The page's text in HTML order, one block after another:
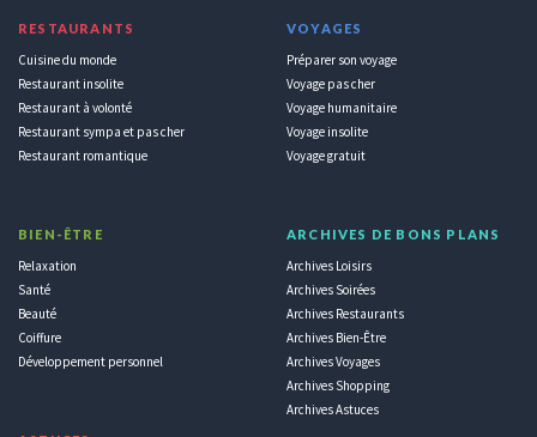
RESTAURANTS
Cuisine du monde
Restaurant insolite
Restaurant à volonté
Restaurant sympa et pas cher
Restaurant romantique
BIEN-ÊTRE
Relaxation
Santé
Beauté
Coiffure
Développement personnel
VOYAGES
Préparer son voyage
Voyage pas cher
Voyage humanitaire
Voyage insolite
Voyage gratuit
ARCHIVES DE BONS PLANS
Archives Loisirs
Archives Soirées
Archives Restaurants
Archives Bien-Être
Archives Voyages
Archives Shopping
Archives Astuces